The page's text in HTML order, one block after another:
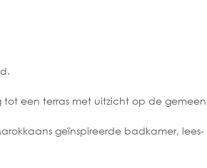
een terras met uitzicht op de
geïnspireerde badkamer,